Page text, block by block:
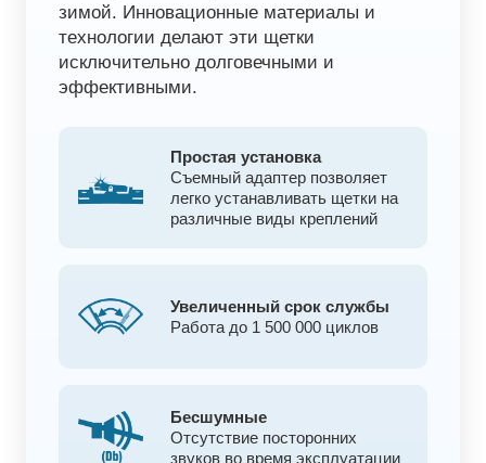
зимой. Инновационные материалы и
технологии делают эти щетки
исключительно долговечными и
эффективными.
Простая установка
Съемный адаптер позволяет
легко устанавливать щетки на
различные виды креплений
Увеличенный срок службы
Работа до 1 500 000 циклов
Бесшумные
Отсутствие посторонних
звуков во время эксплуатации
Выбор региона
Алтайский край
Астраханская обл.
Белгородская обл.
Р. Калмыкия
Р. Крым и Севастополь